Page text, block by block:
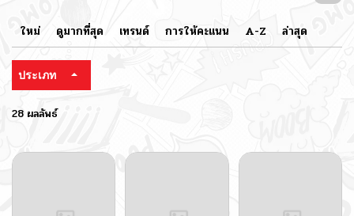
ใหม่ ดูมากที่สุด เทรนด์ การให้คะแนน A-Z ล่าสุด
ประเภท
28 ผลลัพธ์